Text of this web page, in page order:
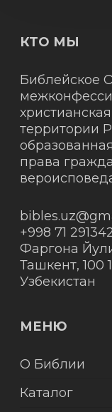
КТО МЫ
Библейское
территории
права
+998 71
Фаргона
Ташкент,100
Узбекистан
МЕНЮ
О Библии
Каталог